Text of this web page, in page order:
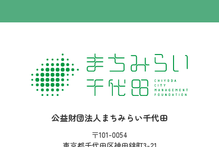
社名：
公益財団法人まちみらい千代田
住所：
〒101-0054